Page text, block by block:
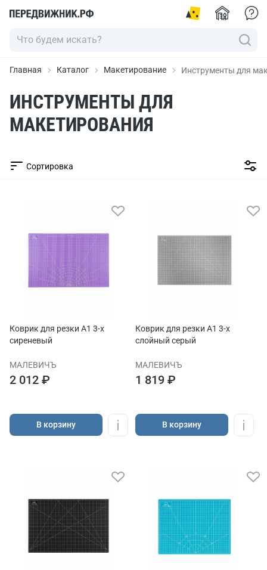
Главная Каталог Макетирование Инструменты для
ИНСТРУМЕНТЫ ДЛЯ
МАКЕТИРОВАНИЯ
Сортировка
Коврик для резки А1 3-x
сиреневый
МАЛЕВИЧЪ
2 012 ₽
В корзину
Коврик для резки А1 3-x
слойный серый
МАЛЕВИЧЪ
1 819 ₽
В корзину